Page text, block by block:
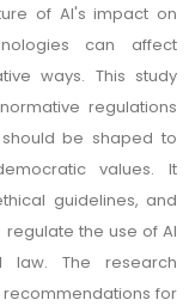
of AI's impact on
can affect
ways. This study
regulations
be shaped to
values. It
guidelines, and
the use of AI
law. The research
for